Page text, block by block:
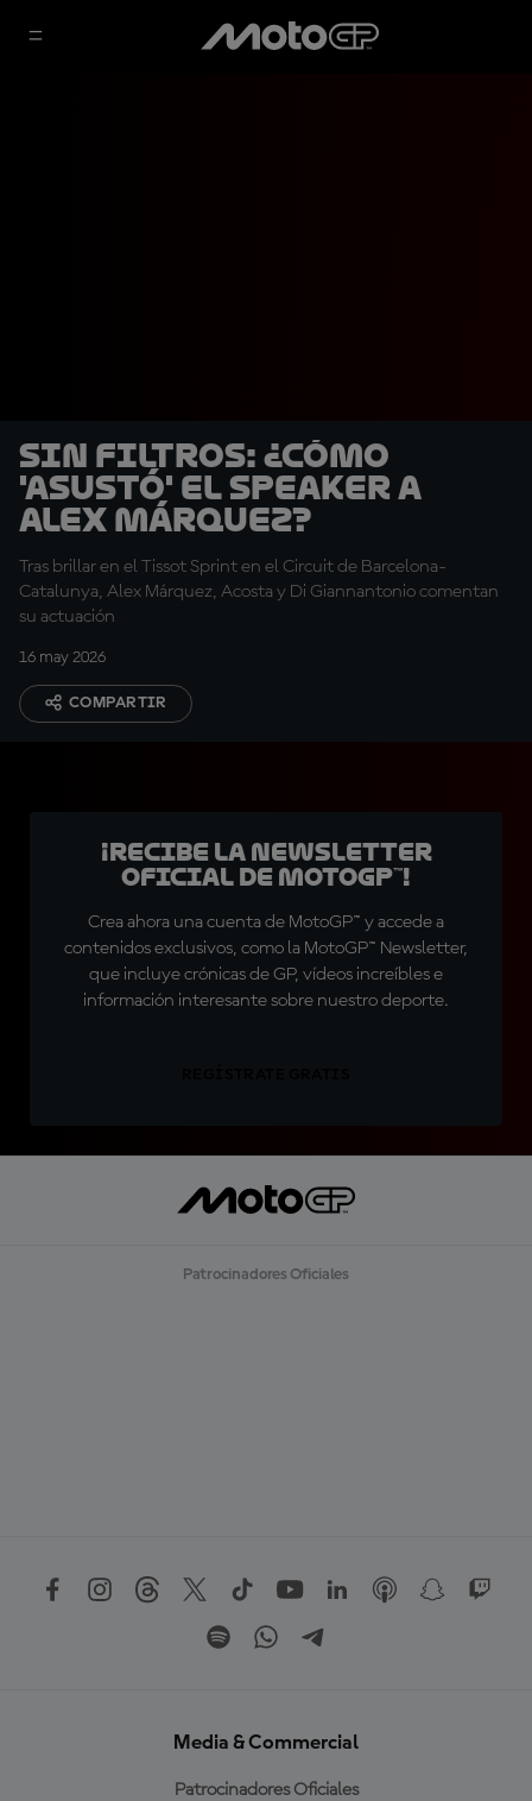
SIN FILTROS: ¿Cómo
'asustó' el speaker a
Alex Márquez?
Tras brillar en el Tissot Sprint en el Circuit de Barcelona-
Catalunya, Alex Márquez, Acosta y Di Giannantonio comentan
su actuación
16 may 2026
COMPARTIR
¡Recibe la Newsletter
oficial de MotoGP™!
Crea ahora una cuenta de MotoGP™ y accede a
contenidos exclusivos, como la MotoGP™ Newsletter,
que incluye crónicas de GP, vídeos increíbles e
información interesante sobre nuestro deporte.
Patrocinadores Oficiales
Media & Commercial
Patrocinadores Oficiales